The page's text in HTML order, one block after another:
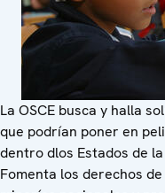
La OSCE busca y halla
que podrían poner en
dentro dlos Estados de
Fomenta los derechos